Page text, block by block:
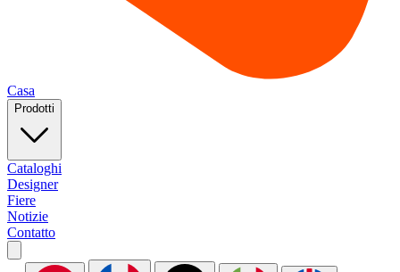
Casa
Prodotti
Cataloghi
Designer
Fiere
Notizie
Contatto